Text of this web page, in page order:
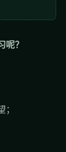
呢？